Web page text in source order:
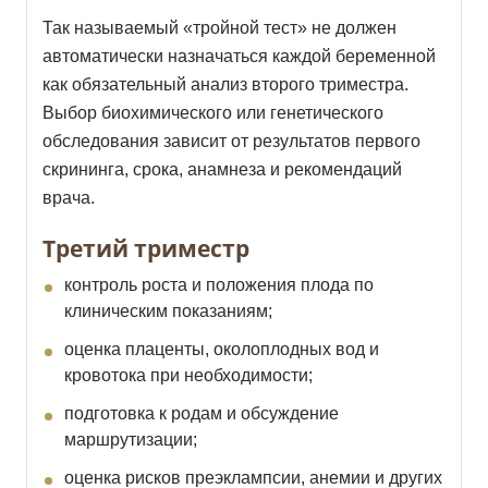
Так называемый «тройной тест» не должен
автоматически назначаться каждой беременной
как обязательный анализ второго триместра.
Выбор биохимического или генетического
обследования зависит от результатов первого
скрининга, срока, анамнеза и рекомендаций
врача.
Третий триместр
контроль роста и положения плода по
клиническим показаниям;
оценка плаценты, околоплодных вод и
кровотока при необходимости;
подготовка к родам и обсуждение
маршрутизации;
оценка рисков преэклампсии, анемии и других